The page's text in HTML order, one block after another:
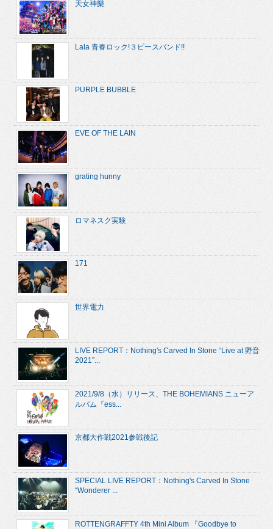
天女神樂
Lala 青春ロック!３ピースバンド!!
PURPLE BUBBLE
EVE OF THE LAIN
grating hunny
ロマネスク実験
171
世界電力
LIVE REPORT：Nothing's Carved In Stone “Live at 野音
2021”...
2021/9/8（水）リリース、THE BOHEMIANS ニューア
ルバム『ess...
京都大作戦2021参戦後記
SPECIAL LIVE REPORT：Nothing's Carved In Stone
“Wonderer ...
ROTTENGRAFFTY 4th Mini Album 『Goodbye to